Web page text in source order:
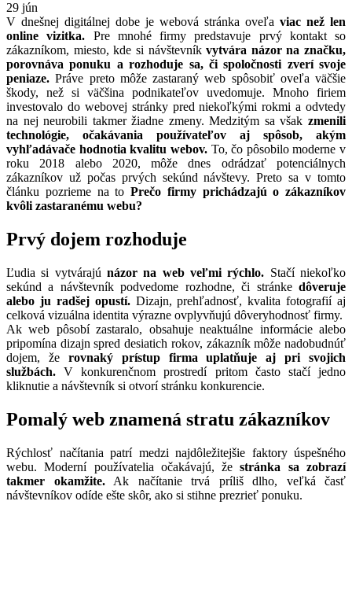
29 jún
V dnešnej digitálnej dobe je webová stránka oveľa viac než len
online vizitka. Pre mnohé firmy predstavuje prvý kontakt so
zákazníkom, miesto, kde si návštevníkvytvára názor na značku,
porovnáva ponuku a rozhoduje sa, či spoločnosti zverí svoje
peniaze. Práve preto môže zastaraný web spôsobiť oveľa väčšie
škody, než si väčšina podnikateľov uvedomuje. Mnoho firiem
investovalo do webovej stránky pred niekoľkými rokmi a odvtedy
na nej neurobili takmer žiadne zmeny. Medzitým sa však zmenili
technológie, očakávania používateľov aj spôsob, akým
vyhľadávače hodnotia kvalitu webov.To, čo pôsobilo moderne v
roku 2018 alebo 2020, môže dnes odrádzať potenciálnych
zákazníkov už počas prvých sekúnd návštevy. Preto sa v tomto
článku pozrieme na to Prečo firmy prichádzajú o zákazníkov
kvôli zastaranému webu?
Prvý dojem rozhoduje
Ľudia si vytvárajú názor na web veľmi rýchlo. Stačí niekoľko
sekúnd a návštevník podvedome rozhodne, či stránke dôveruje
alebo ju radšej opustí.Dizajn, prehľadnosť, kvalita fotografií aj
celková vizuálna identita výrazne ovplyvňujú dôveryhodnosť firmy.
Ak web pôsobí zastaralo, obsahuje neaktuálne informácie alebo
pripomína dizajn spred desiatich rokov, zákazník môže nadobudnúť
dojem, že rovnaký prístup firma uplatňuje aj pri svojich
službách. V konkurenčnom prostredí pritom často stačí jedno
kliknutie a návštevník si otvorí stránku konkurencie.
Pomalý web znamená stratu zákazníkov
Rýchlosť načítania patrí medzi najdôležitejšie faktory úspešného
webu. Moderní používatelia očakávajú, žestránka sa zobrazí
takmer okamžite.Ak načítanie trvá príliš dlho, veľká časť
návštevníkov odíde ešte skôr, ako si stihne prezrieť ponuku.